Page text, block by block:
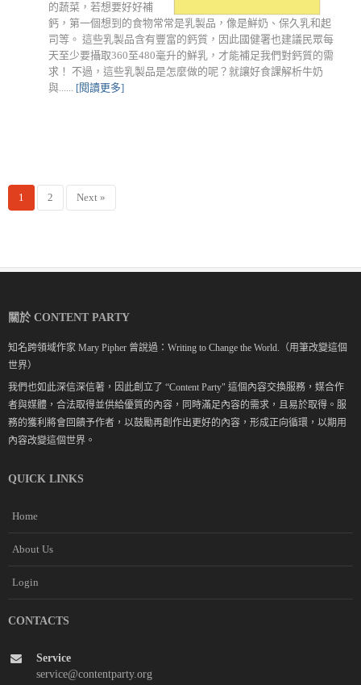
的蔬菜，若想要好好補
鈣，第一個想到的食物常常是乳製品，像是鮮奶、保久乳和起
司等。 這些乳製品含有豐富的鈣質，因此國健署也建議民眾每
天至少要攝取360至480毫升的鮮乳，才能補足我們對鈣質的需
求！ 不過，這些乳製品是怎麼做的呢？就讓好食課解析牛奶
與...... [閱讀更多]
1 2 Next »
關於 CONTENT PARTY
知名跨領域作家 Mary Pipher 曾說過：Writing to Change the World.（用筆改變這個
世界）
我們也如此深信深信著，因此創立了 “Content Party" 這個內容交換服務，媒合作
者與媒體，合法取得並供給優質的內容，同時滿足內容的需求，且易於取得。服
務的獲利將會回饋予作者，以鼓勵再創作出更好的內容，形成正向循環，以期用
內容改變這個世界。
QUICK LINKS
Home
About Us
Login
CONTACTS
Service
service@contentparty.org